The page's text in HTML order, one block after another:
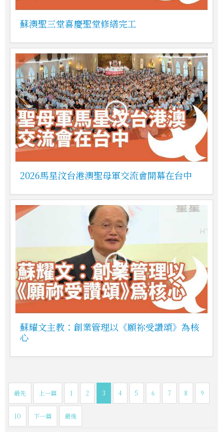
蘇澳聖三堂喜慶聖堂修繕完工
2026馬星汶台港澳聖母軍交流會開幕在台中
蘇耀文主教：創業管理以《願祢受讚頌》為核
心
最先 上一篇 1 2 3 4 5 6 7 8 9
10 下一篇 最後